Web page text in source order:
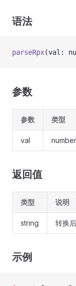
语法
parseRpx(val:
参数
参数 类型
val
返回值
类型 说明
string 转换
示例